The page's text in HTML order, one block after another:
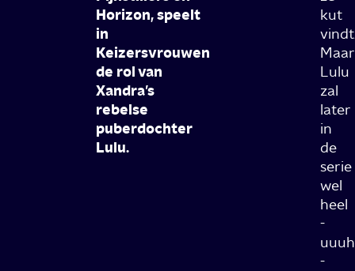
Horizon, speelt
in
Keizersvrouwen
de rol van
Xandra’s
rebelse
puberdochter
Lulu.
kut
vindt.
Maar
Lulu
zal
later
in
de
serie
wel
heel
-
-